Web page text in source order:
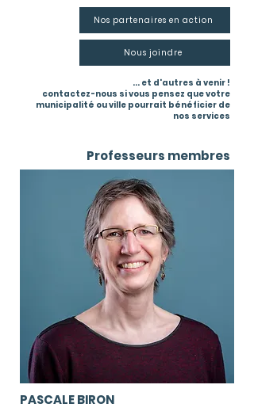
Nos partenaires en action
Nous joindre
... et d'autres à venir !
contactez-nous si vous pensez que votre
municipalité ou ville pourrait bénéficier de
nos services
Professeurs membres
PASCALE BIRON